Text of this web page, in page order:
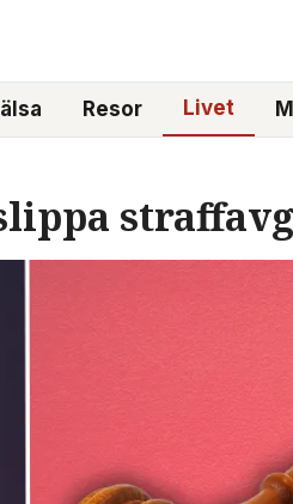
Resor Livet